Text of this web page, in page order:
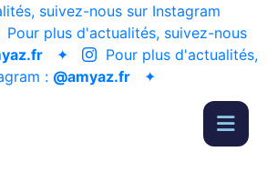
suivez-nous sur Instagram
Pour plus d'actualités, suivez-nous
✦
Pour plus d'actualités,
: @amyaz.fr ✦